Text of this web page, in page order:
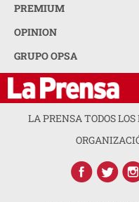
PREMIUM
OPINION
GRUPO OPSA
LA PRENSA TODOS